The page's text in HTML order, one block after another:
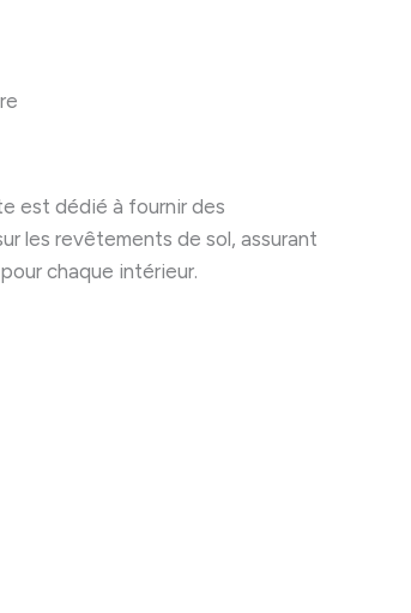
est dédié à fournir des
les revêtements de sol, assurant
chaque intérieur.